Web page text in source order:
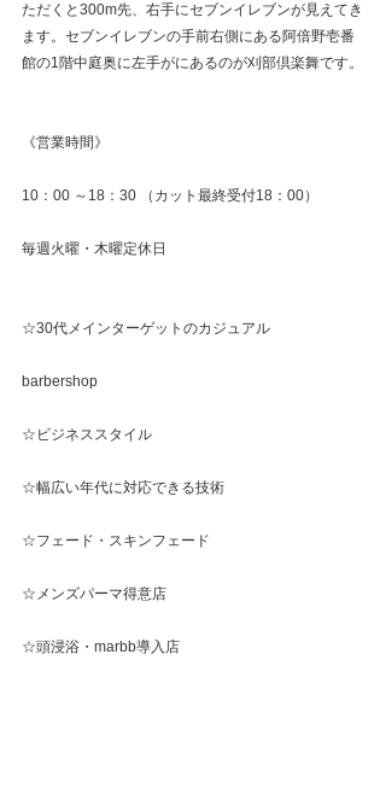
ただくと300m先、右手にセブンイレブンが見えてき
ます。セブンイレブンの手前右側にある阿倍野壱番
館の1階中庭奥に左手がにあるのが刈部倶楽舞です。
《営業時間》
10：00 ～18：30 （カット最終受付18：00）
毎週火曜・木曜定休日
☆30代メインターゲットのカジュアル
barbershop
☆ビジネススタイル
☆幅広い年代に対応できる技術
☆フェード・スキンフェード
☆メンズパーマ得意店
☆頭浸浴・marbb導入店